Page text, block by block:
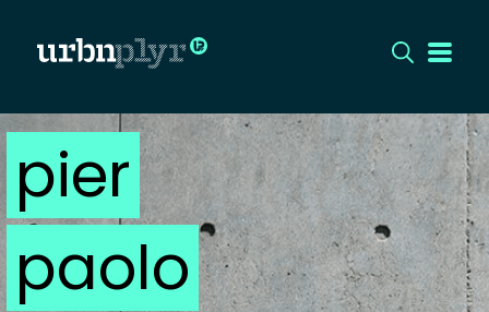
CÍMLAP
DIZÁJN
DIVAT
pier
paolo